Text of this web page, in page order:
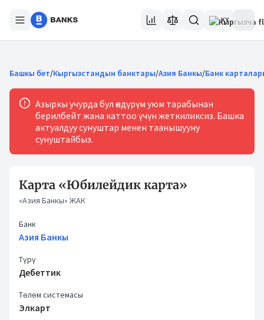
KY
Башкы бет/Кыргызстандын банктары/Азия Банкы/Банк
Азыркы учурда бул өндүрүм уюм тарабынан
берилбейт жана каттоо үчүн жеткиликсиз. Башка
актуалдуу сунуштар менен таанышууну
сунуштайбыз.
Карта «Юбилейдик карта»
«Азия Банкы» ЖАК
Банк
Азия Банкы
Түрү
Дебеттик
Төлөм системасы
Элкарт